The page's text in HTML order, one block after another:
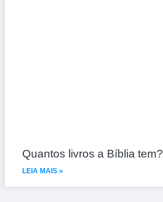
Quantos livros a Bíblia tem?
LEIA MAIS »